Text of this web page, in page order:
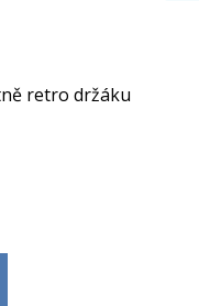
retro držáku